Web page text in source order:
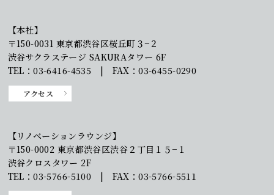
【本社】
〒150-0031 東京都渋谷区桜丘町３−２
渋谷サクラステージ SAKURAタワー 6F
TEL：03-6416-4535 | FAX：03-6455-0290
アクセス
【リノベーションラウンジ】
〒150-0002 東京都渋谷区渋谷２丁目１５−１
渋谷クロスタワー 2F
TEL：03-5766-5100 | FAX：03-5766-5511